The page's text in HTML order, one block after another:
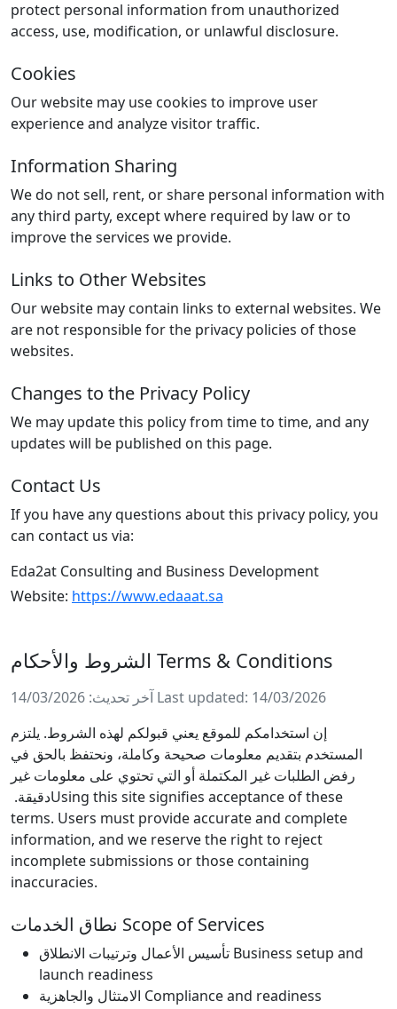
protect personal information from unauthorized
access, use, modification, or unlawful disclosure.
Cookies
Our website may use cookies to improve user
experience and analyze visitor traffic.
Information Sharing
We do not sell, rent, or share personal information with
any third party, except where required by law or to
improve the services we provide.
Links to Other Websites
Our website may contain links to external websites. We
are not responsible for the privacy policies of those
websites.
Changes to the Privacy Policy
We may update this policy from time to time, and any
updates will be published on this page.
Contact Us
If you have any questions about this privacy policy, you
can contact us via:
Eda2at Consulting and Business Development
Website: https://www.edaaat.sa
الشروط والأحكام Terms & Conditions
آخر تحديث: 14/03/2026 Last updated: 14/03/2026
إن استخدامكم للموقع يعني قبولكم لهذه الشروط. يلتزم
المستخدم بتقديم معلومات صحيحة وكاملة، ونحتفظ بالحق في
رفض الطلبات غير المكتملة أو التي تحتوي على معلومات غير
دقيقة.Using this site signifies acceptance of these
terms. Users must provide accurate and complete
information, and we reserve the right to reject
incomplete submissions or those containing
inaccuracies.
نطاق الخدمات Scope of Services
تأسيس الأعمال وترتيبات الانطلاق Business setup and
launch readiness
الامتثال والجاهزية Compliance and readiness